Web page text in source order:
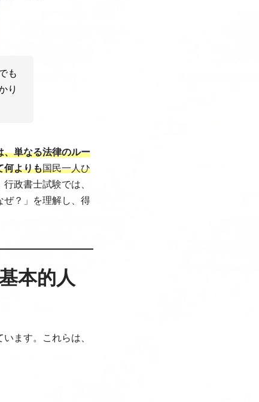
も
り
、単なる法律のルー
何よりも国民一人ひ
政書士試験では、
ぜ？」を理解し、得
本的人
います。これらは、